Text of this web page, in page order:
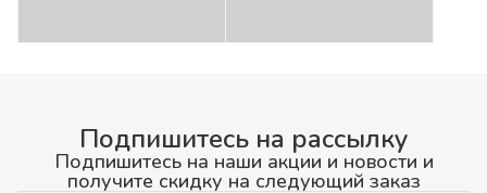
Подпишитесь на рассылку
Подпишитесь на наши акции и новости и
получите скидку на следующий заказ